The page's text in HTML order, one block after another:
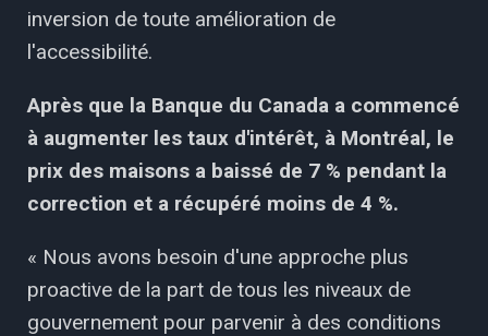
inversion de toute amélioration de
l'accessibilité.
Après que la Banque du Canada a commencé
à augmenter les taux d'intérêt, à Montréal, le
prix des maisons a baissé de 7 % pendant la
correction et a récupéré moins de 4 %.
« Nous avons besoin d'une approche plus
proactive de la part de tous les niveaux de
gouvernement pour parvenir à des conditions